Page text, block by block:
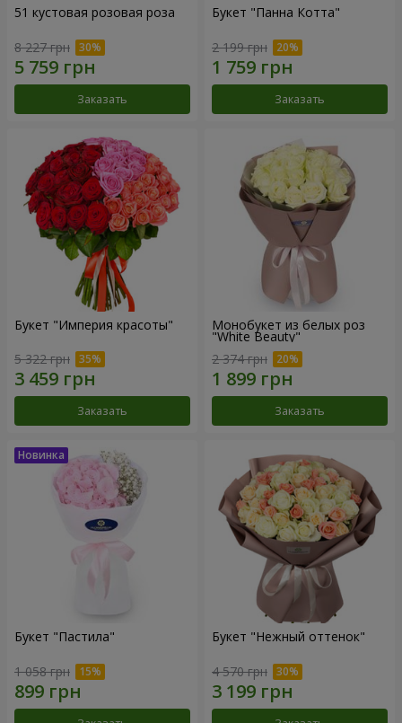
51 кустовая розовая роза
8 227 грн
Заказать
Букет "Панна Котта"
2 199 грн
Заказать
Букет "Империя красоты"
5 322 грн
Заказать
Монобукет из белых роз
"White Beauty"
2 374 грн
Заказать
Букет "Пастила"
1 058 грн
Букет "Нежный оттенок"
4 570 грн